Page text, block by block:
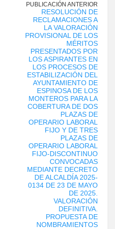
PUBLICACIÓN ANTERIOR
RESOLUCIÓN DE
RECLAMACIONES A
LA VALORACIÓN
PROVISIONAL DE LOS
MÉRITOS
PRESENTADOS POR
LOS ASPIRANTES EN
LOS PROCESOS DE
ESTABILIZACIÓN DEL
AYUNTAMIENTO DE
ESPINOSA DE LOS
MONTEROS PARA LA
COBERTURA DE DOS
PLAZAS DE
OPERARIO LABORAL
FIJO Y DE TRES
PLAZAS DE
OPERARIO LABORAL
FIJO-DISCONTINUO
CONVOCADAS
MEDIANTE DECRETO
DE ALCALDÍA 2025-
0134 DE 23 DE MAYO
DE 2025.
VALORACIÓN
DEFINITIVA.
PROPUESTA DE
NOMBRAMIENTOS